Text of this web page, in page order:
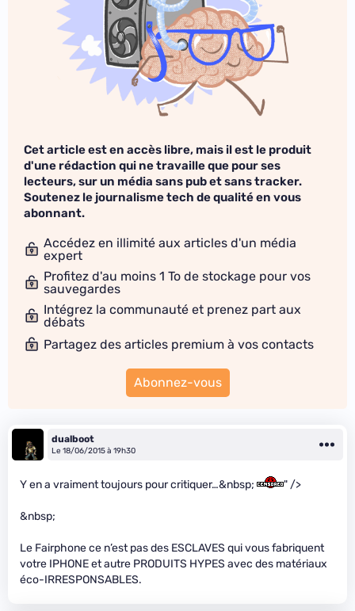
Cet article est en accès libre, mais il est le produit
d'une rédaction qui ne travaille que pour ses
lecteurs, sur un média sans pub et sans tracker.
Soutenez le journalisme tech de qualité en vous
abonnant.
Accédez en illimité aux articles d'un média
expert
Profitez d'au moins 1 To de stockage pour vos
sauvegardes
Intégrez la communauté et prenez part aux
débats
Partagez des articles premium à vos contacts
Abonnez-vous
dualboot
Le 18/06/2015 à 19h30
Y en a vraiment toujours pour critiquer…&nbsp; " />
&nbsp;
Le Fairphone ce n’est pas des ESCLAVES qui vous fabriquent
votre IPHONE et autre PRODUITS HYPES avec des matériaux
éco-IRRESPONSABLES.